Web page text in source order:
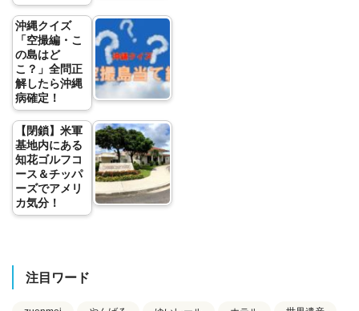
沖縄クイズ
「空撮編・こ
の島はど
こ？」全問正
解したら沖縄
病確定！
【閉鎖】米軍
基地内にある
知花ゴルフコ
ース＆チッパ
ーズでアメリ
カ気分！
注目ワード